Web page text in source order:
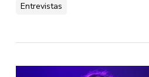
Entrevistas